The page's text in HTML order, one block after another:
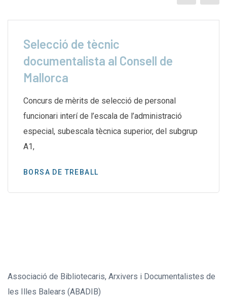
Selecció de tècnic
documentalista al Consell de
Mallorca
Concurs de mèrits de selecció de personal
funcionari interí de l’escala de l’administració
especial, subescala tècnica superior, del subgrup
A1,
BORSA DE TREBALL
Associació de Bibliotecaris, Arxivers i Documentalistes de
les Illes Balears (ABADIB)